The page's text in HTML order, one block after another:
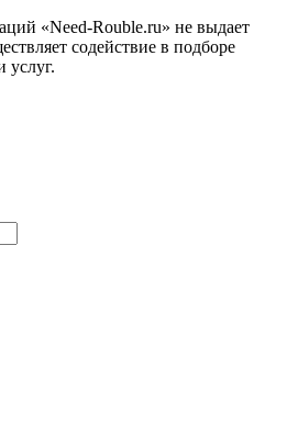
«Need-Rouble.ru» не выдает
содействие в подборе
услуг.